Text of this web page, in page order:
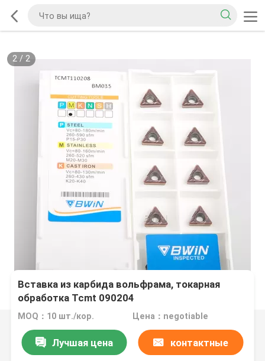
2/ 2
Вставка из карбида вольфрама, токарная
обработка Tcmt 090204
MOQ：10 шт./кор. Цена：negotiable
Лучшая цена контактные